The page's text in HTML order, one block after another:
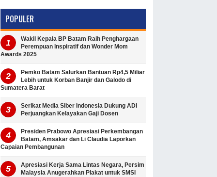
POPULER
Wakil Kepala BP Batam Raih Penghargaan
Perempuan Inspiratif dan Wonder Mom
Awards 2025
Pemko Batam Salurkan Bantuan Rp4,5 Miliar
Lebih untuk Korban Banjir dan Galodo di
Sumatera Barat
Serikat Media Siber Indonesia Dukung ADI
Perjuangkan Kelayakan Gaji Dosen
Presiden Prabowo Apresiasi Perkembangan
Batam, Amsakar dan Li Claudia Laporkan
Capaian Pembangunan
Apresiasi Kerja Sama Lintas Negara, Persim
Malaysia Anugerahkan Plakat untuk SMSI